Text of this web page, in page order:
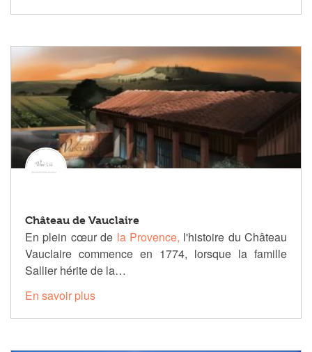
Château de Vauclaire
En plein cœur de la Provence, l'histoire du Château
Vauclaire commence en 1774, lorsque la famille
Sallier hérite de la…
En savoir plus